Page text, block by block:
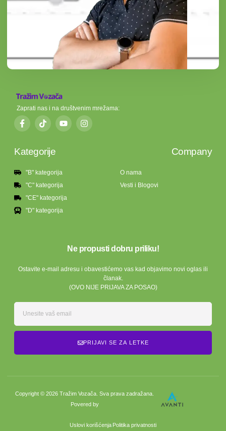
Zaprati nas i na društvenim mrežama:
Kategorije
"B" kategorija
"C" kategorija
"CE" kategorija
"D" kategorija
Company
O nama
Vesti i Blogovi
Ne propusti dobru priliku!
Ostavite e-mail adresu i obavestićemo vas kad objavimo novi oglas ili
članak.
(OVO NIJE PRIJAVA ZA POSAO)
PRIJAVI SE ZA LETKE
Copyright © 2026 Tražim Vozača. Sva prava zadražana.
Povered by
Uslovi korišćenja Politika privatnosti